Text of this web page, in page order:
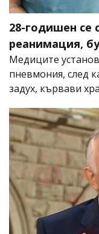
28-годишен се
реанимация,
Медиците
пневмония, след
задух, кървави